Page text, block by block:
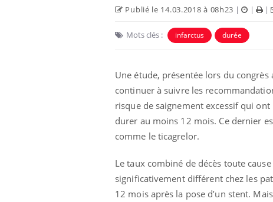
Publié le 14.03.2018 à 08h23 | | |
Mots clés : infarctus durée
Une étude, présentée lors du
continuer à suivre les
risque de saignement excessif qui
durer au moins 12 mois. Ce dernier
comme le ticagrelor.
Le taux combiné de décès toute
significativement différent chez les
12 mois après la pose d’un stent.